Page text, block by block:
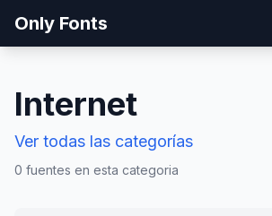
Only Fonts
Internet
Ver todas las categorías
0 fuentes en esta categoria